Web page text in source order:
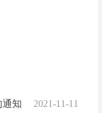
通知 2021-11-11